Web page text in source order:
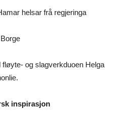
helsar frå regjeringa
og slagverkduoen Helga
inspirasjon